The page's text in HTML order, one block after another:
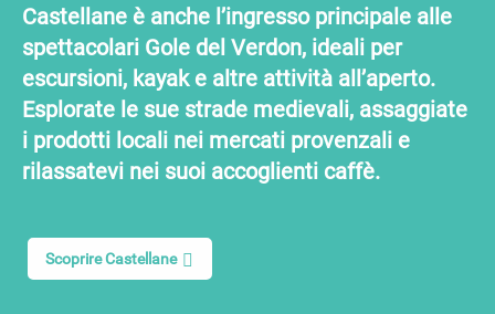
Castellane è anche l’ingresso principale alle
spettacolari Gole del Verdon, ideali per
escursioni, kayak e altre attività all’aperto.
Esplorate le sue strade medievali, assaggiate
i prodotti locali nei mercati provenzali e
rilassatevi nei suoi accoglienti caffè.
Scoprire Castellane